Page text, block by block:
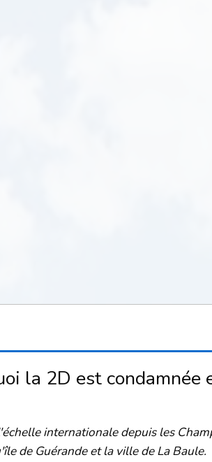
la 2D est
internationale depuis les
de Guérande et la ville de La Baule.